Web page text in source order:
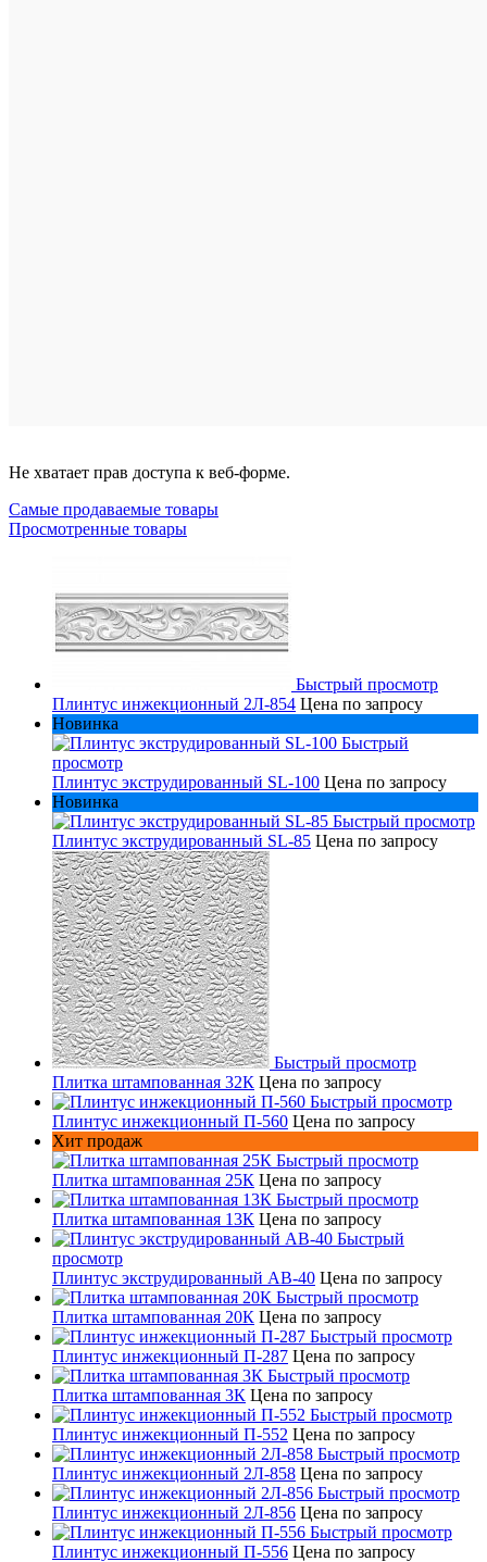
Не хватает прав доступа к веб-форме.
Самые продаваемые товары
Просмотренные товары
Быстрый просмотр
Плинтус инжекционный 2Л-854 Цена по запросу
Новинка
Быстрый
просмотр
Плинтус экструдированный SL-100 Цена по запросу
Новинка
Быстрый просмотр
Плинтус экструдированный SL-85 Цена по запросу
Быстрый просмотр
Плитка штампованная 32К Цена по запросу
Быстрый просмотр
Плинтус инжекционный П-560 Цена по запросу
Хит продаж
Быстрый просмотр
Плитка штампованная 25К Цена по запросу
Быстрый просмотр
Плитка штампованная 13К Цена по запросу
Быстрый
просмотр
Плинтус экструдированный AB-40 Цена по запросу
Быстрый просмотр
Плитка штампованная 20К Цена по запросу
Быстрый просмотр
Плинтус инжекционный П-287 Цена по запросу
Быстрый просмотр
Плитка штампованная 3К Цена по запросу
Быстрый просмотр
Плинтус инжекционный П-552 Цена по запросу
Быстрый просмотр
Плинтус инжекционный 2Л-858 Цена по запросу
Быстрый просмотр
Плинтус инжекционный 2Л-856 Цена по запросу
Быстрый просмотр
Плинтус инжекционный П-556 Цена по запросу